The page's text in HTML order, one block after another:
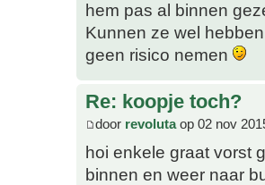
hem pas al binnen
Kunnen ze wel
geen risico nemen
Re: koopje toch?
door revolutaop 02 nov
hoi enkele graat vorst
binnen en weer naar